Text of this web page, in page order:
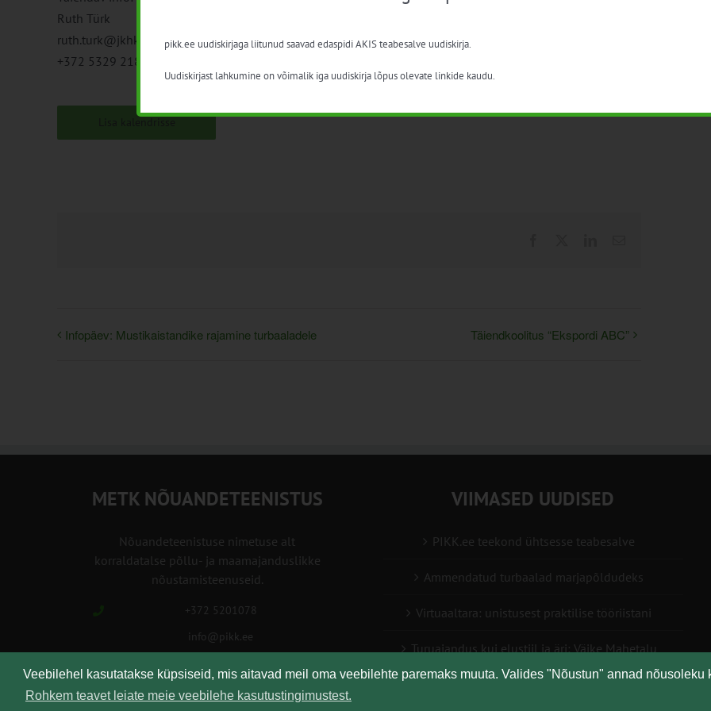
Veebilehel kasutatakse küpsiseid, mis aitavad meil oma veebilehte paremaks muuta. Valides "Nõustun" annad nõusoleku
Rohkem teavet leiate meie veebilehe kasutustingimustest.
Ruth Türk
ruth.turk@jkhk.ee
+372 5329 2188
Infopäev: Mustikaistandike rajamine turbaaladele Täiendkoolitus “Ekspordi ABC”
METK NÕUANDETEENISTUS
Nõuandeteenistuse nimetuse alt
korraldatalse põllu- ja maamajanduslikke
nõustamisteenuseid.
+372 5201078
info@pikk.ee
Kirjuta meile!
VIIMASED UUDISED
PIKK.ee teekond ühtsesse teabesalve
Ammendatud turbaalad marjapõldudeks
Virtuaaltara: unistusest praktilise tööriistani
Turuaiandus kui elustiil ja äri: Väike Mahetalu
Vähemaga rohkem: kuidas digilahendused aitavad
pikk.ee uudiskirjaga liitunud saavad edaspidi AKIS teabesalve uudiskirja.
Uudiskirjast lahkumine on võimalik iga uudiskirja lõpus olevate linkide kaudu.